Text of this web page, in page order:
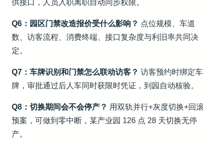
供接口，人员入职离职自动同步权限。
Q6：园区门禁改造报价受什么影响？ 点位规模、车道
数、访客流程、消费终端、接口复杂度与利旧率共同决
定。
Q7：车牌识别和门禁怎么联动访客？ 访客预约时绑定车
牌，审批通过后人车同时获限时凭证，到园自动核验。
Q8：切换期间会不会停产？ 用双轨并行+灰度切换+回滚
预案，可做到零中断，某产业园 126 点 28 天切换无停
产。